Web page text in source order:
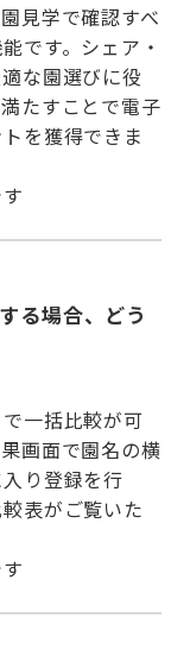
見学で確認すべ
です。シェア・
な園選びに役
たすことで電子
を獲得できま
る場合、どう
一括比較が可
画面で園名の横
り登録を行
表がご覧いた